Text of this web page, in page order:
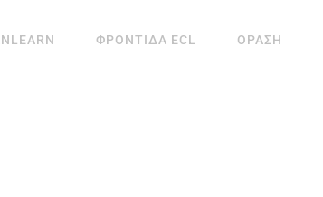
ΦΡΟΝΤΙΔΑ ECL ΟΡΑΣΗ